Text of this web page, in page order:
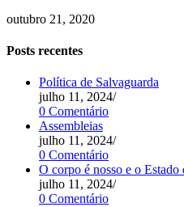
outubro 21, 2020
Posts recentes
Política de Salvaguarda
julho 11, 2024/
0 Comentário
Assembleias
julho 11, 2024/
0 Comentário
O corpo é nosso e o Estado
julho 11, 2024/
0 Comentário